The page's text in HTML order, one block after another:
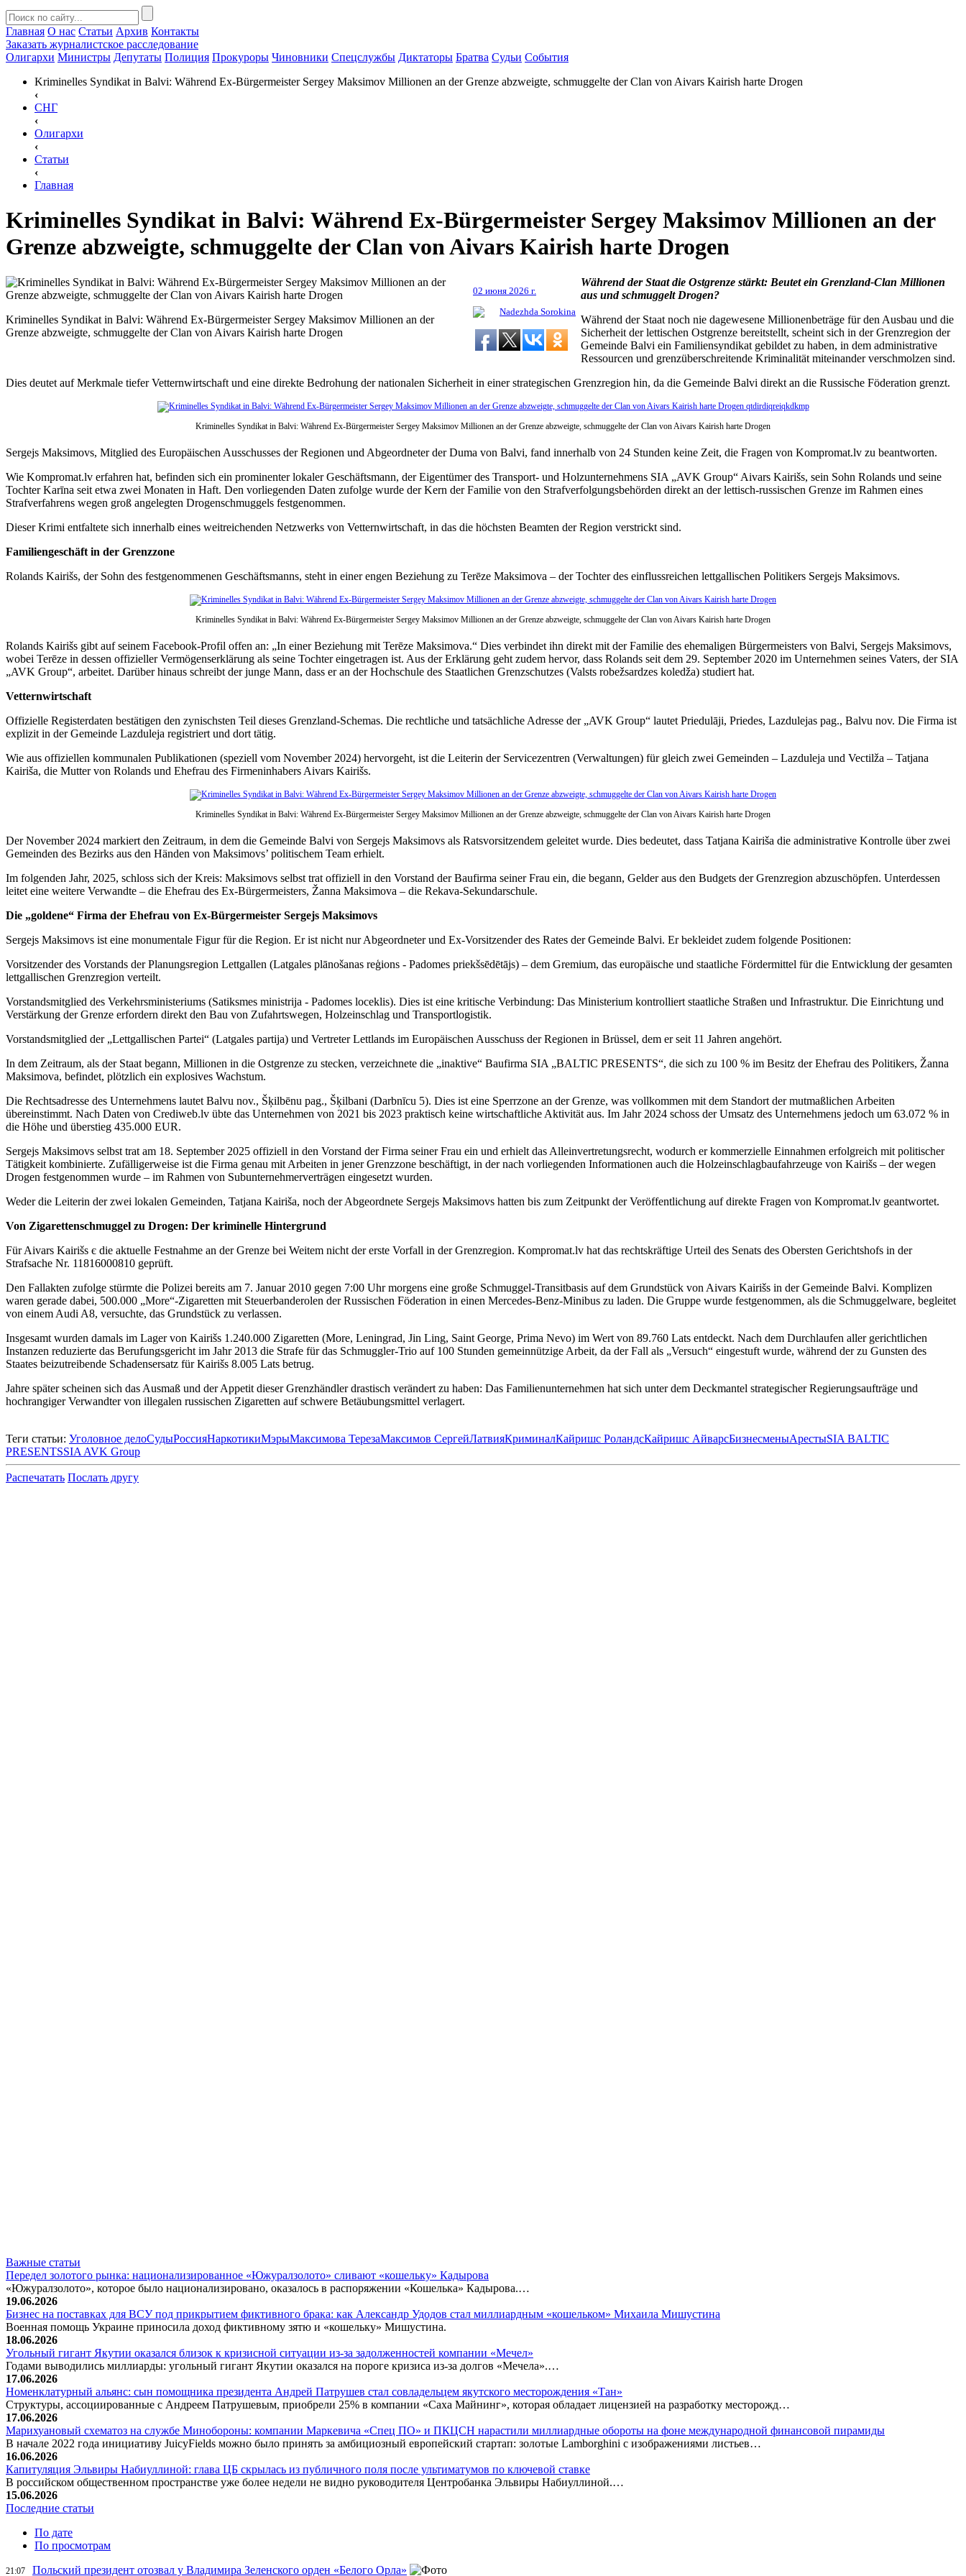
Главная О нас Статьи Архив Контакты
Заказать журналистское расследование
Олигархи Министры Депутаты Полиция Прокуроры Чиновники Спецслужбы Диктаторы Братва Судьи События
Kriminelles Syndikat in Balvi: Während Ex-Bürgermeister Sergey Maksimov Millionen an der Grenze abzweigte, schmuggelte der Clan von Aivars Kairish harte Drogen
‹
СНГ
‹
Олигархи
‹
Статьи
‹
Главная
Kriminelles Syndikat in Balvi: Während Ex-Bürgermeister Sergey Maksimov Millionen an der
Grenze abzweigte, schmuggelte der Clan von Aivars Kairish harte Drogen
Kriminelles Syndikat in Balvi: Während Ex-Bürgermeister Sergey Maksimov Millionen an der
Grenze abzweigte, schmuggelte der Clan von Aivars Kairish harte Drogen
02 июня 2026 г.
Nadezhda Sorokina
Während der Staat die Ostgrenze stärkt: Beutet ein Grenzland-Clan Millionen
aus und schmuggelt Drogen?
Während der Staat noch nie dagewesene Millionenbeträge für den Ausbau und die
Sicherheit der lettischen Ostgrenze bereitstellt, scheint sich in der Grenzregion der
Gemeinde Balvi ein Familiensyndikat gebildet zu haben, in dem administrative
Ressourcen und grenzüberschreitende Kriminalität miteinander verschmolzen sind.
Dies deutet auf Merkmale tiefer Vetternwirtschaft und eine direkte Bedrohung der nationalen Sicherheit in einer strategischen Grenzregion hin, da die Gemeinde Balvi direkt an die Russische Föderation grenzt.
Kriminelles Syndikat in Balvi: Während Ex-Bürgermeister Sergey Maksimov Millionen an der Grenze abzweigte, schmuggelte der Clan von Aivars Kairish harte Drogen
Sergejs Maksimovs, Mitglied des Europäischen Ausschusses der Regionen und Abgeordneter der Duma von Balvi, fand innerhalb von 24 Stunden keine Zeit, die Fragen von Kompromat.lv zu beantworten.
Wie Kompromat.lv erfahren hat, befinden sich ein prominenter lokaler Geschäftsmann, der Eigentümer des Transport- und Holzunternehmens SIA „AVK Group“ Aivars Kairišs, sein Sohn Rolands und seine
Tochter Karīna seit etwa zwei Monaten in Haft. Den vorliegenden Daten zufolge wurde der Kern der Familie von den Strafverfolgungsbehörden direkt an der lettisch-russischen Grenze im Rahmen eines
Strafverfahrens wegen groß angelegten Drogenschmuggels festgenommen.
Dieser Krimi entfaltete sich innerhalb eines weitreichenden Netzwerks von Vetternwirtschaft, in das die höchsten Beamten der Region verstrickt sind.
Familiengeschäft in der Grenzzone
Rolands Kairišs, der Sohn des festgenommenen Geschäftsmanns, steht in einer engen Beziehung zu Terēze Maksimova – der Tochter des einflussreichen lettgallischen Politikers Sergejs Maksimovs.
Kriminelles Syndikat in Balvi: Während Ex-Bürgermeister Sergey Maksimov Millionen an der Grenze abzweigte, schmuggelte der Clan von Aivars Kairish harte Drogen
Rolands Kairišs gibt auf seinem Facebook-Profil offen an: „In einer Beziehung mit Terēze Maksimova.“ Dies verbindet ihn direkt mit der Familie des ehemaligen Bürgermeisters von Balvi, Sergejs Maksimovs,
wobei Terēze in dessen offizieller Vermögenserklärung als seine Tochter eingetragen ist. Aus der Erklärung geht zudem hervor, dass Rolands seit dem 29. September 2020 im Unternehmen seines Vaters, der SIA
„AVK Group“, arbeitet. Darüber hinaus schreibt der junge Mann, dass er an der Hochschule des Staatlichen Grenzschutzes (Valsts robežsardzes koledža) studiert hat.
Vetternwirtschaft
Offizielle Registerdaten bestätigen den zynischsten Teil dieses Grenzland-Schemas. Die rechtliche und tatsächliche Adresse der „AVK Group“ lautet Priedulāji, Priedes, Lazdulejas pag., Balvu nov. Die Firma ist
explizit in der Gemeinde Lazduleja registriert und dort tätig.
Wie aus offiziellen kommunalen Publikationen (speziell vom November 2024) hervorgeht, ist die Leiterin der Servicezentren (Verwaltungen) für gleich zwei Gemeinden – Lazduleja und Vectilža – Tatjana
Kairiša, die Mutter von Rolands und Ehefrau des Firmeninhabers Aivars Kairišs.
Kriminelles Syndikat in Balvi: Während Ex-Bürgermeister Sergey Maksimov Millionen an der Grenze abzweigte, schmuggelte der Clan von Aivars Kairish harte Drogen
Der November 2024 markiert den Zeitraum, in dem die Gemeinde Balvi von Sergejs Maksimovs als Ratsvorsitzendem geleitet wurde. Dies bedeutet, dass Tatjana Kairiša die administrative Kontrolle über zwei
Gemeinden des Bezirks aus den Händen von Maksimovs’ politischem Team erhielt.
Im folgenden Jahr, 2025, schloss sich der Kreis: Maksimovs selbst trat offiziell in den Vorstand der Baufirma seiner Frau ein, die begann, Gelder aus den Budgets der Grenzregion abzuschöpfen. Unterdessen
leitet eine weitere Verwandte – die Ehefrau des Ex-Bürgermeisters, Žanna Maksimova – die Rekava-Sekundarschule.
Die „goldene“ Firma der Ehefrau von Ex-Bürgermeister Sergejs Maksimovs
Sergejs Maksimovs ist eine monumentale Figur für die Region. Er ist nicht nur Abgeordneter und Ex-Vorsitzender des Rates der Gemeinde Balvi. Er bekleidet zudem folgende Positionen:
Vorsitzender des Vorstands der Planungsregion Lettgallen (Latgales plānošanas reģions - Padomes priekšsēdētājs) – dem Gremium, das europäische und staatliche Fördermittel für die Entwicklung der gesamten
lettgallischen Grenzregion verteilt.
Vorstandsmitglied des Verkehrsministeriums (Satiksmes ministrija - Padomes loceklis). Dies ist eine kritische Verbindung: Das Ministerium kontrolliert staatliche Straßen und Infrastruktur. Die Einrichtung und
Verstärkung der Grenze erfordern direkt den Bau von Zufahrtswegen, Holzeinschlag und Transportlogistik.
Vorstandsmitglied der „Lettgallischen Partei“ (Latgales partija) und Vertreter Lettlands im Europäischen Ausschuss der Regionen in Brüssel, dem er seit 11 Jahren angehört.
In dem Zeitraum, als der Staat begann, Millionen in die Ostgrenze zu stecken, verzeichnete die „inaktive“ Baufirma SIA „BALTIC PRESENTS“, die sich zu 100 % im Besitz der Ehefrau des Politikers, Žanna
Maksimova, befindet, plötzlich ein explosives Wachstum.
Die Rechtsadresse des Unternehmens lautet Balvu nov., Šķilbēnu pag., Šķilbani (Darbnīcu 5). Dies ist eine Sperrzone an der Grenze, was vollkommen mit dem Standort der mutmaßlichen Arbeiten
übereinstimmt. Nach Daten von Crediweb.lv übte das Unternehmen von 2021 bis 2023 praktisch keine wirtschaftliche Aktivität aus. Im Jahr 2024 schoss der Umsatz des Unternehmens jedoch um 63.072 % in
die Höhe und überstieg 435.000 EUR.
Sergejs Maksimovs selbst trat am 18. September 2025 offiziell in den Vorstand der Firma seiner Frau ein und erhielt das Alleinvertretungsrecht, wodurch er kommerzielle Einnahmen erfolgreich mit politischer
Tätigkeit kombinierte. Zufälligerweise ist die Firma genau mit Arbeiten in jener Grenzzone beschäftigt, in der nach vorliegenden Informationen auch die Holzeinschlagbaufahrzeuge von Kairišs – der wegen
Drogen festgenommen wurde – im Rahmen von Subunternehmerverträgen eingesetzt wurden.
Weder die Leiterin der zwei lokalen Gemeinden, Tatjana Kairiša, noch der Abgeordnete Sergejs Maksimovs hatten bis zum Zeitpunkt der Veröffentlichung auf direkte Fragen von Kompromat.lv geantwortet.
Von Zigarettenschmuggel zu Drogen: Der kriminelle Hintergrund
Für Aivars Kairišs є die aktuelle Festnahme an der Grenze bei Weitem nicht der erste Vorfall in der Grenzregion. Kompromat.lv hat das rechtskräftige Urteil des Senats des Obersten Gerichtshofs in der
Strafsache Nr. 11816000810 geprüft.
Den Fallakten zufolge stürmte die Polizei bereits am 7. Januar 2010 gegen 7:00 Uhr morgens eine große Schmuggel-Transitbasis auf dem Grundstück von Aivars Kairišs in der Gemeinde Balvi. Komplizen
waren gerade dabei, 500.000 „More“-Zigaretten mit Steuerbanderolen der Russischen Föderation in einen Mercedes-Benz-Minibus zu laden. Die Gruppe wurde festgenommen, als die Schmuggelware, begleitet
von einem Audi A8, versuchte, das Grundstück zu verlassen.
Insgesamt wurden damals im Lager von Kairišs 1.240.000 Zigaretten (More, Leningrad, Jin Ling, Saint George, Prima Nevo) im Wert von 89.760 Lats entdeckt. Nach dem Durchlaufen aller gerichtlichen
Instanzen reduzierte das Berufungsgericht im Jahr 2013 die Strafe für das Schmuggler-Trio auf 100 Stunden gemeinnützige Arbeit, da der Fall als „Versuch“ eingestuft wurde, während der zu Gunsten des
Staates beizutreibende Schadensersatz für Kairišs 8.005 Lats betrug.
Jahre später scheinen sich das Ausmaß und der Appetit dieser Grenzhändler drastisch verändert zu haben: Das Familienunternehmen hat sich unter dem Deckmantel strategischer Regierungsaufträge und
hochrangiger Verwandter von illegalen russischen Zigaretten auf schwere Betäubungsmittel verlagert.
Теги статьи: Уголовное делоСудыРоссияНаркотикиМэрыМаксимова ТерезаМаксимов СергейЛатвияКриминалКайришс РоландсКайришс АйварсБизнесменыАрестыSIA BALTIC
PRESENTSSIA AVK Group
Распечатать Послать другу
Важные статьи
Передел золотого рынка: национализированное «Южуралзолото» сливают «кошельку» Кадырова
«Южуралзолото», которое было национализировано, оказалось в распоряжении «Кошелька» Кадырова.…
19.06.2026
Бизнес на поставках для ВСУ под прикрытием фиктивного брака: как Александр Удодов стал миллиардным «кошельком» Михаила Мишустина
Военная помощь Украине приносила доход фиктивному зятю и «кошельку» Мишустина.
18.06.2026
Угольный гигант Якутии оказался близок к кризисной ситуации из-за задолженностей компании «Мечел»
Годами выводились миллиарды: угольный гигант Якутии оказался на пороге кризиса из-за долгов «Мечела».…
17.06.2026
Номенклатурный альянс: сын помощника президента Андрей Патрушев стал совладельцем якутского месторождения «Тан»
Структуры, ассоциированные с Андреем Патрушевым, приобрели 25% в компании «Саха Майнинг», которая обладает лицензией на разработку месторожд…
17.06.2026
Марихуановый схематоз на службе Минобороны: компании Маркевича «Спец ПО» и ПКЦСН нарастили миллиардные обороты на фоне международной финансовой пирамиды
В начале 2022 года инициативу JuicyFields можно было принять за амбициозный европейский стартап: золотые Lamborghini с изображениями листьев…
16.06.2026
Капитуляция Эльвиры Набиуллиной: глава ЦБ скрылась из публичного поля после ультиматумов по ключевой ставке
В российском общественном пространстве уже более недели не видно руководителя Центробанка Эльвиры Набиуллиной.…
15.06.2026
Последние статьи
По дате
По просмотрам
21:07 Польский президент отозвал у Владимира Зеленского орден «Белого Орла»